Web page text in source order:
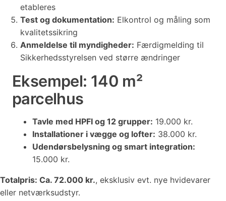
etableres
Test og dokumentation: Elkontrol og måling som
kvalitetssikring
Anmeldelse til myndigheder: Færdigmelding til
Sikkerhedsstyrelsen ved større ændringer
Eksempel: 140 m²
parcelhus
Tavle med HPFI og 12 grupper: 19.000 kr.
Installationer i vægge og lofter: 38.000 kr.
Udendørsbelysning og smart integration:
15.000 kr.
Totalpris: Ca. 72.000 kr., eksklusiv evt. nye hvidevarer
eller netværksudstyr.